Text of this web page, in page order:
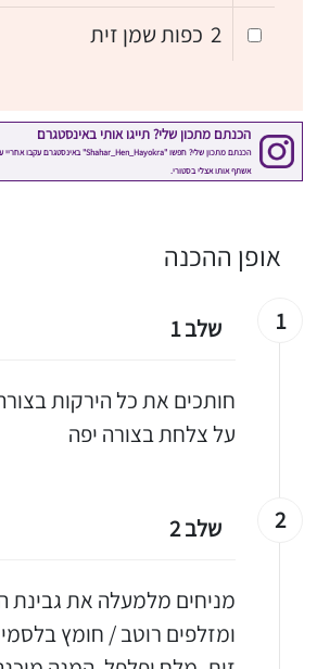
2 כפות שמן זית
אופן ההכנה
1 שלב 1
חותכים את כל הירקות
על צלחת בצורה יפה
2 שלב 2
מניחים מלמעלה את גבינת